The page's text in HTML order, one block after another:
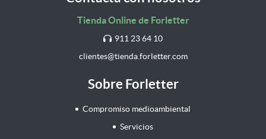
Tienda Online de Forletter
911 23 64 10
clientes@tienda.forletter.com
Sobre Forletter
Compromiso medioambiental
Servicios